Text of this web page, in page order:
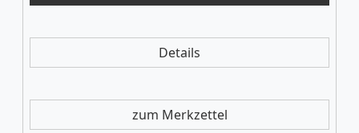
Details
zum Merkzettel